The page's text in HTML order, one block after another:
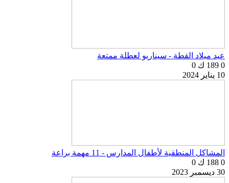
عيد ميلاد القطة - سيناريو لعطلة ممتعة
0 189 ك
0
10 يناير 2024
المشاكل المنطقية لأطفال المدارس - 11 مهمة براعة
0 188 ك
0
30 ديسمبر 2023